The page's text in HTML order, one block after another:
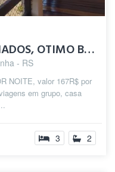
ALUGO QUARTOS MOBILIADOS, OTIMO BAIRRO E...
- RS
NOITE, valor 167R$ por
em grupo, casa
3 2